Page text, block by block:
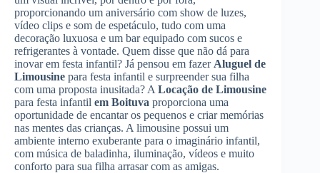
proporcionando um aniversário com show de luzes,
vídeo clips e som de espetáculo, tudo com uma
decoração luxuosa e um bar equipado com sucos e
refrigerantes à vontade. Quem disse que não dá para
inovar em festa infantil? Já pensou em fazer Aluguel de
Limousine para festa infantil e surpreender sua filha
com uma proposta inusitada? A Locação de Limousine
para festa infantil em Boituva proporciona uma
oportunidade de encantar os pequenos e criar memórias
nas mentes das crianças. A limousine possui um
ambiente interno exuberante para o imaginário infantil,
com música de baladinha, iluminação, vídeos e muito
conforto para sua filha arrasar com as amigas.